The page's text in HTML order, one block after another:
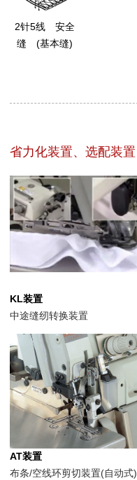
2针5线 安全
缝 (基本缝)
省力化装置、选配装置
KL装置
中途缝纫转换装置
AT装置
布条/空线环剪切装置(自动式)